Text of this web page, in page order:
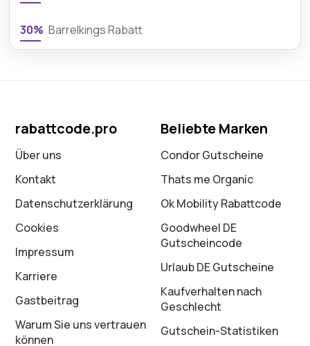
30% Barrelkings Rabatt
rabattcode.pro
Über uns
Kontakt
Datenschutz­erklärung
Cookies
Impressum
Karriere
Gastbeitrag
Warum Sie uns vertrauen
können
Beliebte Marken
Condor Gutscheine
Thats me Organic
Ok Mobility Rabattcode
Goodwheel DE
Gutscheincode
Urlaub DE Gutscheine
Kaufverhalten nach
Geschlecht
Gutschein-Statistiken